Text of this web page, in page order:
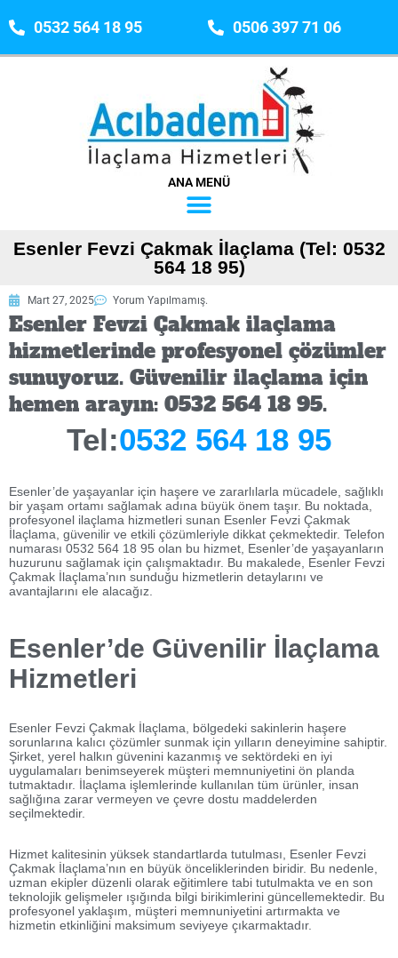
0532 564 18 95 0506 397 71 06
ANA MENÜ
Esenler Fevzi Çakmak İlaçlama (Tel: 0532
564 18 95)
Mart 27, 2025 Yorum Yapılmamış.
Esenler Fevzi Çakmak ilaçlama
hizmetlerinde profesyonel çözümler
sunuyoruz. Güvenilir ilaçlama için
hemen arayın: 0532 564 18 95.
Tel:0532 564 18 95
Esenler’de yaşayanlar için haşere ve zararlılarla mücadele, sağlıklı
bir yaşam ortamı sağlamak adına büyük önem taşır. Bu noktada,
profesyonel ilaçlama hizmetleri sunan Esenler Fevzi Çakmak
İlaçlama, güvenilir ve etkili çözümleriyle dikkat çekmektedir. Telefon
numarası 0532 564 18 95 olan bu hizmet, Esenler’de yaşayanların
huzurunu sağlamak için çalışmaktadır. Bu makalede, Esenler Fevzi
Çakmak İlaçlama’nın sunduğu hizmetlerin detaylarını ve
avantajlarını ele alacağız.
Esenler’de Güvenilir İlaçlama
Hizmetleri
Esenler Fevzi Çakmak İlaçlama, bölgedeki sakinlerin haşere
sorunlarına kalıcı çözümler sunmak için yılların deneyimine sahiptir.
Şirket, yerel halkın güvenini kazanmış ve sektördeki en iyi
uygulamaları benimseyerek müşteri memnuniyetini ön planda
tutmaktadır. İlaçlama işlemlerinde kullanılan tüm ürünler, insan
sağlığına zarar vermeyen ve çevre dostu maddelerden
seçilmektedir.
Hizmet kalitesinin yüksek standartlarda tutulması, Esenler Fevzi
Çakmak İlaçlama’nın en büyük önceliklerinden biridir. Bu nedenle,
uzman ekipler düzenli olarak eğitimlere tabi tutulmakta ve en son
teknolojik gelişmeler ışığında bilgi birikimlerini güncellemektedir. Bu
profesyonel yaklaşım, müşteri memnuniyetini artırmakta ve
hizmetin etkinliğini maksimum seviyeye çıkarmaktadır.